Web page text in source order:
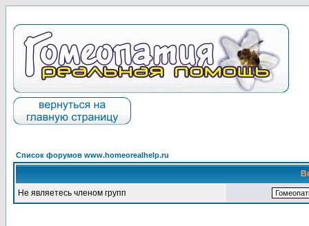
Список форумов www.homeorealhelp.ru
Не являетесь членом групп